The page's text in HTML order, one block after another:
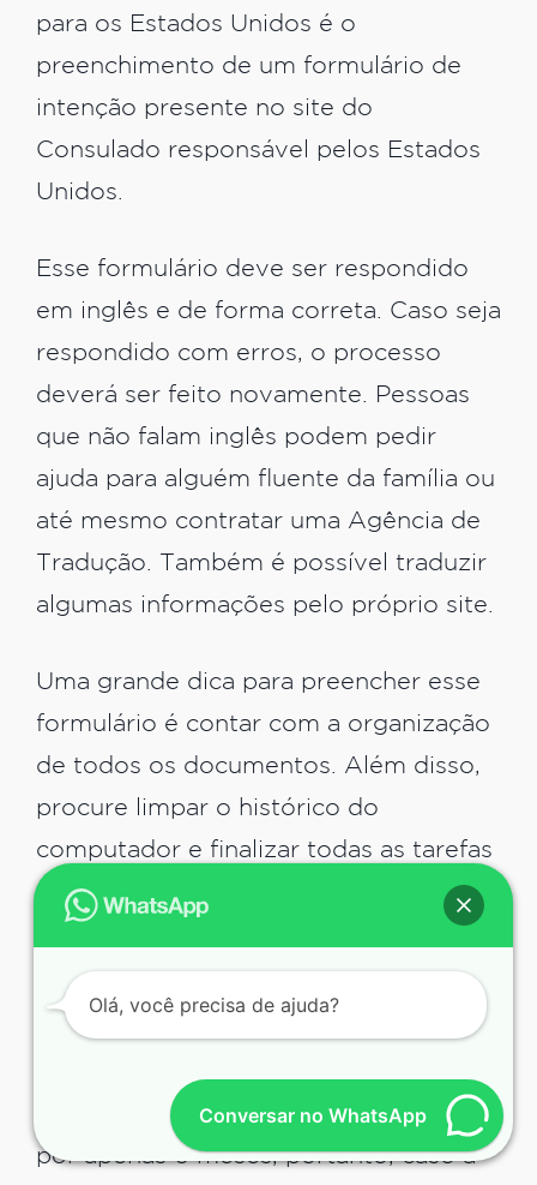
para os Estados Unidos é o
preenchimento de um formulário de
intenção presente no site do
Consulado responsável pelos Estados
Unidos.
Esse formulário deve ser respondido
em inglês e de forma correta. Caso seja
respondido com erros, o processo
deverá ser feito novamente. Pessoas
que não falam inglês podem pedir
ajuda para alguém fluente da família ou
até mesmo contratar uma Agência de
Tradução. Também é possível traduzir
algumas informações pelo próprio site.
Uma grande dica para preencher esse
formulário é contar com a organização
de todos os documentos. Além disso,
procure limpar o histórico do
computador e finalizar todas as tarefas
paralelas antes de iniciar o
Validade DS-160
uma validade. Atualmente, ele é válido
por apenas 6 meses, portanto, caso a
Conversar no WhatsApp
Olá, você precisa de ajuda?